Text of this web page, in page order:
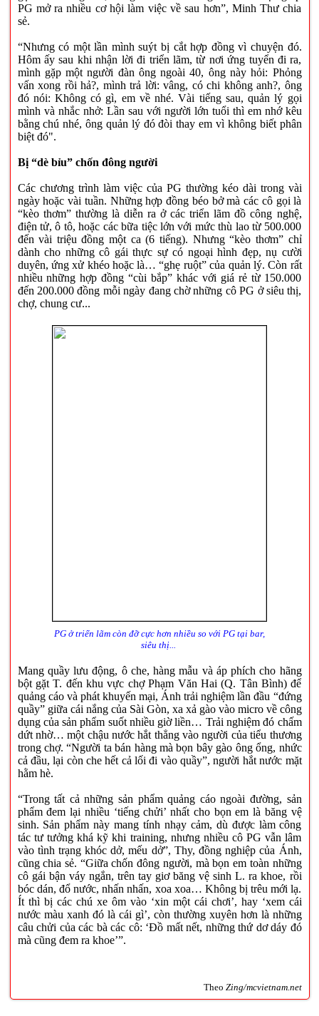
PG mở ra nhiều cơ hội làm việc về sau hơn”, Minh Thư chia
sẻ.
“Nhưng có một lần mình suýt bị cắt hợp đồng vì chuyện đó.
Hôm ấy sau khi nhận lời đi triển lãm, từ nơi ứng tuyển đi ra,
mình gặp một người đàn ông ngoài 40, ông này hỏi: Phỏng
vấn xong rồi hả?, mình trả lời: vâng, có chi không anh?, ông
đó nói: Không có gì, em về nhé. Vài tiếng sau, quản lý gọi
mình và nhắc nhở: Lần sau với người lớn tuổi thì em nhớ kêu
bằng chú nhé, ông quản lý đó đòi thay em vì không biết phân
biệt đó".
Bị “dè bỉu” chốn đông người
Các chương trình làm việc của PG thường kéo dài trong vài
ngày hoặc vài tuần. Những hợp đồng béo bở mà các cô gọi là
“kèo thơm” thường là diễn ra ở các triển lãm đồ công nghệ,
điện tử, ô tô, hoặc các bữa tiệc lớn với mức thù lao từ 500.000
đến vài triệu đồng một ca (6 tiếng). Nhưng “kèo thơm” chỉ
dành cho những cô gái thực sự có ngoại hình đẹp, nụ cười
duyên, ứng xử khéo hoặc là… “ghẹ ruột” của quản lý. Còn rất
nhiều những hợp đồng “cùi bắp” khác với giá rẻ từ 150.000
đến 200.000 đồng mỗi ngày đang chờ những cô PG ở siêu thị,
chợ, chung cư...
PG ở triển lãm còn đỡ cực hơn nhiều so với PG tại bar,
siêu thị...
Mang quầy lưu động, ô che, hàng mẫu và áp phích cho hãng
bột gặt T. đến khu vực chợ Phạm Văn Hai (Q. Tân Bình) để
quảng cáo và phát khuyến mại, Ánh trải nghiệm lần đầu “đứng
quầy” giữa cái nắng của Sài Gòn, xa xả gào vào micro về công
dụng của sản phẩm suốt nhiều giờ liền… Trải nghiệm đó chấm
dứt nhờ… một chậu nước hắt thẳng vào người của tiểu thương
trong chợ. “Người ta bán hàng mà bọn bây gào ông ổng, nhức
cả đầu, lại còn che hết cả lối đi vào quầy”, người hắt nước mặt
hằm hè.
“Trong tất cả những sản phẩm quảng cáo ngoài đường, sản
phẩm đem lại nhiều ‘tiếng chửi’ nhất cho bọn em là băng vệ
sinh. Sản phẩm này mang tính nhạy cảm, dù được làm công
tác tư tưởng khá kỹ khi training, nhưng nhiều cô PG vẫn lâm
vào tình trạng khóc dở, mếu dở”, Thy, đồng nghiệp của Ánh,
cũng chia sẻ. “Giữa chốn đông người, mà bọn em toàn những
cô gái bận váy ngắn, trên tay giơ băng vệ sinh L. ra khoe, rồi
bóc dán, đổ nước, nhấn nhấn, xoa xoa… Không bị trêu mới lạ.
Ít thì bị các chú xe ôm vào ‘xin một cái chơi’, hay ‘xem cái
nước màu xanh đó là cái gì’, còn thường xuyên hơn là những
câu chửi của các bà các cô: ‘Đồ mất nết, những thứ dơ dáy đó
mà cũng đem ra khoe’”.
Theo Zing/mcvietnam.net